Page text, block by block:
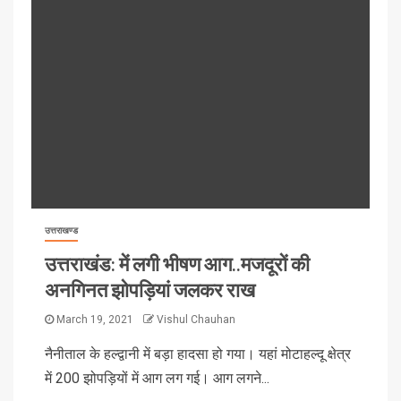
उत्तराखण्ड
उत्तराखंड: में लगी भीषण आग..मजदूरों की
अनगिनत झोपड़ियां जलकर राख
March 19, 2021 Vishul Chauhan
नैनीताल के हल्द्वानी में बड़ा हादसा हो गया। यहां मोटाहल्दू क्षेत्र
में 200 झोपड़ियों में आग लग गई। आग लगने...